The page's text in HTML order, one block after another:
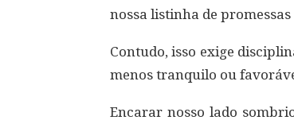
nossa listinha de
Contudo, isso exige
menos tranquilo ou
Encarar nosso lado